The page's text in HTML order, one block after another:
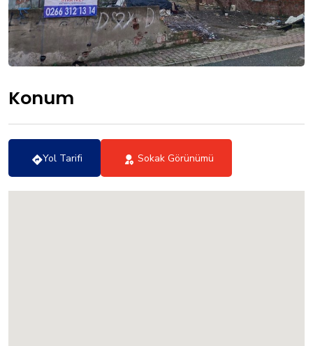
Konum
Yol Tarifi Sokak Görünümü